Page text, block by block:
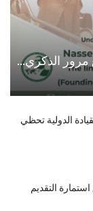
مرور الذكري...
الدولية تحظي
التقديم